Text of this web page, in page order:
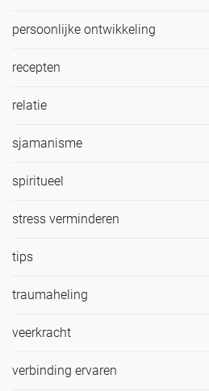
persoonlijke ontwikkeling
recepten
relatie
sjamanisme
spiritueel
stress verminderen
tips
traumaheling
veerkracht
verbinding ervaren